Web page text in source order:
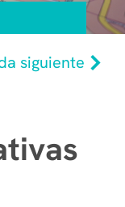
siguiente